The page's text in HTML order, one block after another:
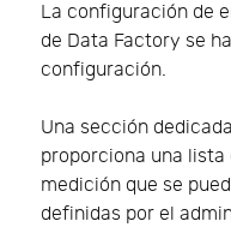
La configuración de
de Data Factory se
configuración.
Una sección
proporciona una
medición que se
definidas por el